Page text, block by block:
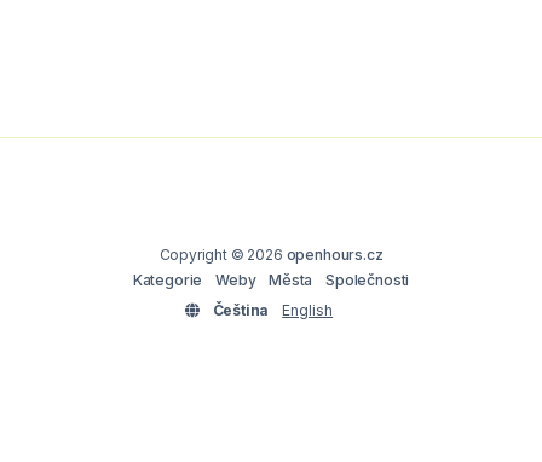
Copyright © 2026 openhours.cz
Kategorie
Weby Města
Společnosti
Čeština
English